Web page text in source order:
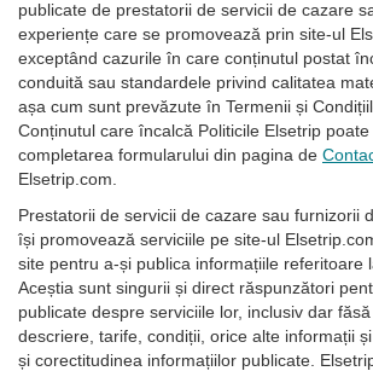
publicate de prestatorii de servicii de cazare
experiențe care se promovează prin site-ul
exceptând cazurile în care conținutul postat
conduită sau standardele privind calitatea
așa cum sunt prevăzute în Termenii și
Conținutul care încalcă Politicile Elsetrip
completarea formularului din pagina de
Elsetrip.com.
Prestatorii de servicii de cazare sau furnizorii
își promovează serviciile pe site-ul
site pentru a-și publica informațiile referitoare
Aceștia sunt singurii și direct răspunzători
publicate despre serviciile lor, inclusiv dar
descriere, tarife, condiții, orice alte informații
și corectitudinea informațiilor publicate.